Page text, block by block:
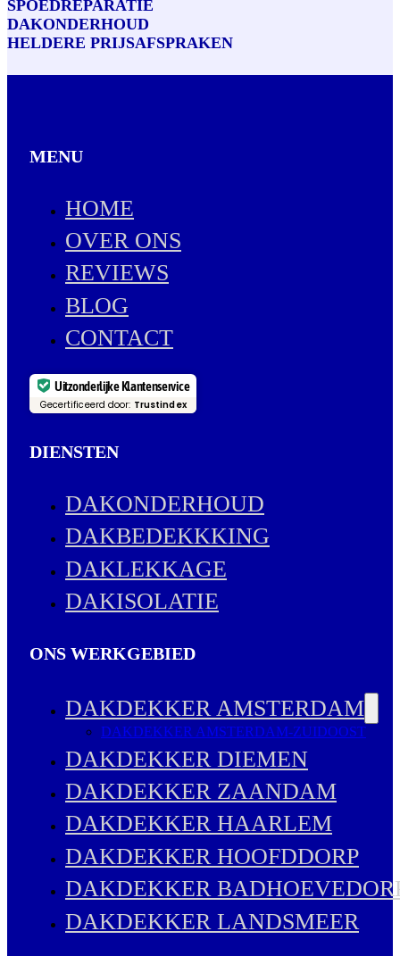
SPOEDREPARATIE
DAKONDERHOUD
HELDERE PRIJSAFSPRAKEN
MENU
HOME
OVER ONS
REVIEWS
BLOG
CONTACT
Uitzonderlijke Klantenservice
Gecertificeerd door: Trustindex
DIENSTEN
DAKONDERHOUD
DAKBEDEKKKING
DAKLEKKAGE
DAKISOLATIE
ONS WERKGEBIED
DAKDEKKER AMSTERDAM
DAKDEKKER AMSTERDAM-ZUIDOOST
DAKDEKKER DIEMEN
DAKDEKKER ZAANDAM
DAKDEKKER HAARLEM
DAKDEKKER HOOFDDORP
DAKDEKKER
DAKDEKKER LANDSMEER